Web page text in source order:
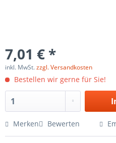
7,01 € *
inkl. MwSt.zzgl. Versandkosten
Bestellen wir gerne für Sie!
Merken Bewerten